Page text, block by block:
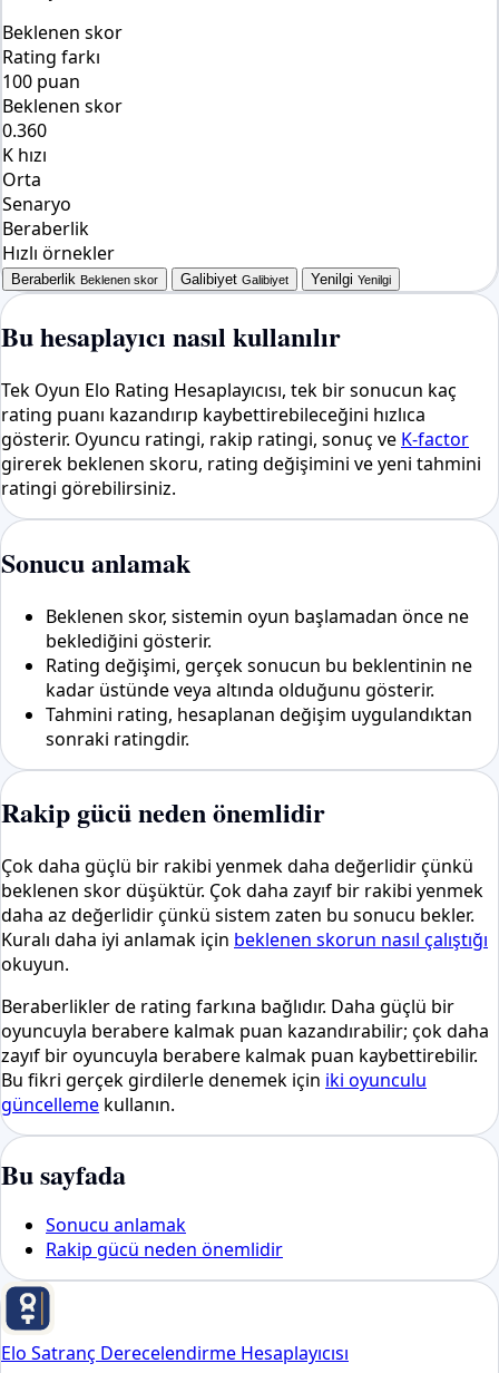
Beklenen skor
Rating farkı
100 puan
Beklenen skor
0.360
K hızı
Orta
Senaryo
Beraberlik
Hızlı örnekler
Beraberlik Beklenen skor Galibiyet Galibiyet Yenilgi Yenilgi
Bu hesaplayıcı nasıl kullanılır
Tek Oyun Elo Rating Hesaplayıcısı, tek bir sonucun kaç
rating puanı kazandırıp kaybettirebileceğini hızlıca
gösterir. Oyuncu ratingi, rakip ratingi, sonuç ve K-factor
girerek beklenen skoru, rating değişimini ve yeni tahmini
ratingi görebilirsiniz.
Sonucu anlamak
Beklenen skor, sistemin oyun başlamadan önce ne
beklediğini gösterir.
Rating değişimi, gerçek sonucun bu beklentinin ne
kadar üstünde veya altında olduğunu gösterir.
Tahmini rating, hesaplanan değişim uygulandıktan
sonraki ratingdir.
Rakip gücü neden önemlidir
Çok daha güçlü bir rakibi yenmek daha değerlidir çünkü
beklenen skor düşüktür. Çok daha zayıf bir rakibi yenmek
daha az değerlidir çünkü sistem zaten bu sonucu bekler.
Kuralı daha iyi anlamak için beklenen skorun nasıl çalıştığı
okuyun.
Beraberlikler de rating farkına bağlıdır. Daha güçlü bir
oyuncuyla berabere kalmak puan kazandırabilir; çok daha
zayıf bir oyuncuyla berabere kalmak puan kaybettirebilir.
Bu fikri gerçek girdilerle denemek için iki oyunculu
güncelleme kullanın.
Bu sayfada
Sonucu anlamak
Rakip gücü neden önemlidir
Elo Satranç Derecelendirme Hesaplayıcısı